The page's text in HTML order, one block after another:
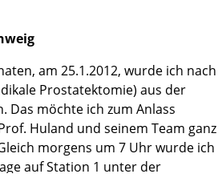
als „Kassenpatient“ wurde diese
gebracht.
Schwierigkeiten nach der OP
sich überhaupt nicht ein.
Mut machen, die vor der
an die Martini Klinik zu wenden.
und menschliche Zuwendung
sie nur selten erfährt.
am 25.1.2012, wurde ich nach
Prostatektomie) aus der
Das möchte ich zum Anlass
Huland und seinem Team ganz
morgens um 7 Uhr wurde ich
auf Station 1 unter der